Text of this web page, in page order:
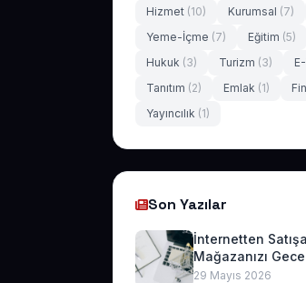
Hizmet (10) Kurumsal (7)
Yeme-İçme (7) Eğitim (5)
Hukuk (3) Turizm (3)
Tanıtım (2) Emlak (1)
Yayıncılık (1)
Son Yazılar
İnternetten
Mağazanızı
29 Mayıs 2026